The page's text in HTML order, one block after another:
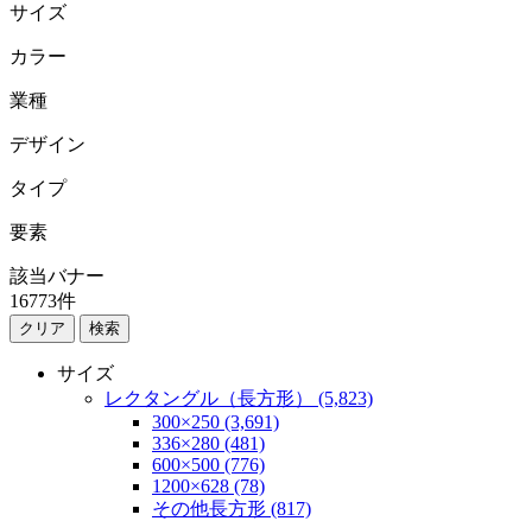
サイズ
カラー
業種
デザイン
タイプ
要素
該当バナー
16773件
検索
サイズ
レクタングル（長方形） (5,823)
300×250 (3,691)
336×280 (481)
600×500 (776)
1200×628 (78)
その他長方形 (817)